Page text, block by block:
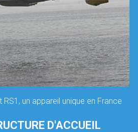
un appareil unique en France
D'ACCUEIL